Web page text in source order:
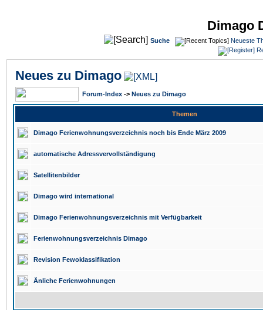
Dimago
Suche
Neueste
Neues zu Dimago
Forum-Index -> Neues zu Dimago
Themen
Dimago Ferienwohnungsverzeichnis noch bis Ende März 2009
automatische Adressvervollständigung
Satellitenbilder
Dimago wird international
Dimago Ferienwohnungsverzeichnis mit Verfügbarkeit
Ferienwohnungsverzeichnis Dimago
Revision Fewoklassifikation
Änliche Ferienwohnungen